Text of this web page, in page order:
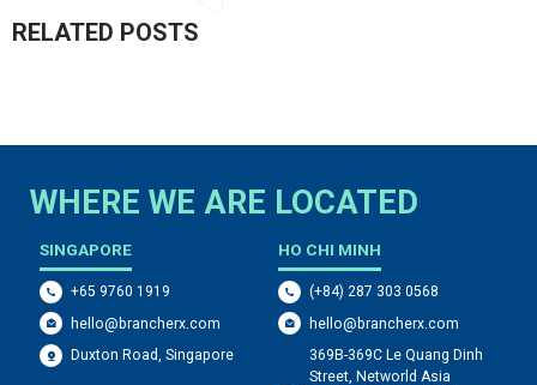
RELATED POSTS
WHERE WE ARE LOCATED
SINGAPORE
+65 9760 1919
hello@brancherx.com
Duxton Road, Singapore
HO CHI MINH
(+84) 287 303 0568
hello@brancherx.com
369B-369C Le Quang Dinh
Street, Networld Asia